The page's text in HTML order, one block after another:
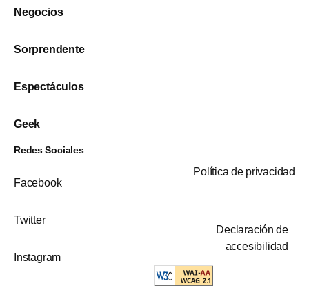
Negocios
Sorprendente
Espectáculos
Geek
Redes Sociales
Facebook
Twitter
Instagram
Política de privacidad
Declaración de
accesibilidad